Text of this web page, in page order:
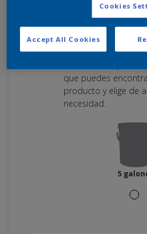
que puedes
producto y elige de
necesidad.
5
Cookies
Accept All Cookies